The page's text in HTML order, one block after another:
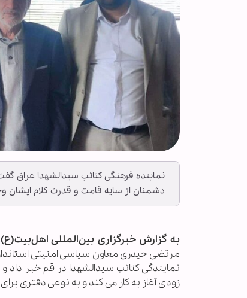
نماینده فرهنگی کتائب سیدالشهدا عراق
دشمنان از سایه قامت و قدرت کلام ایشان
به گزارش خبرگزاری بین‌المللی اهل‌بیت(ع)
مرتضی حیدری معاون سیاسی امنیتی
نمایندگی کتائب سیدالشهدا در قم خبر داد و
زودی آغاز به کار می کند و به نوعی دفتری